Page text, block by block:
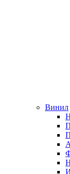
Винил